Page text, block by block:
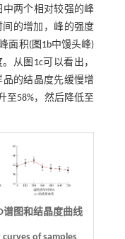
中两个相对较强的峰
间的增加，峰的强度
面积(图1b中馒头峰)
。从 图1c可以看出，
品的结晶度先缓慢增
至58%，然后降低至
谱图和结晶度曲线